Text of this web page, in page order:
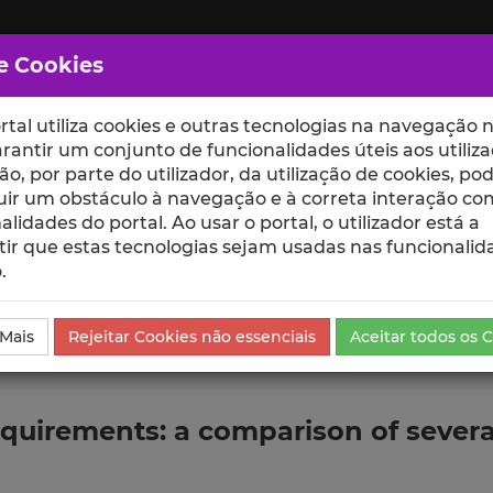
ESCOLAS UNIDADES
a comparison of
Cookies
utiliza cookies e outras tecnologias na navegação
um conjunto de funcionalidades úteis aos
por parte do utilizador, da utilização de cookies,
um obstáculo à navegação e à correta interação
do portal. Ao usar o portal, o utilizador está a
que estas tecnologias sejam usadas nas
Rejeitar Cookies não essenciais Aceitar todos os